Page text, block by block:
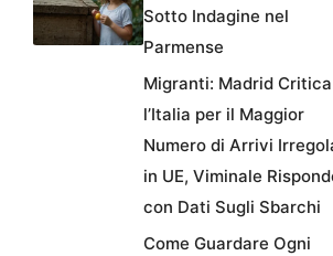
Sotto Indagine nel
Parmense
Migranti: Madrid Critica
l’Italia per il Maggior
Numero di Arrivi
in UE, Viminale
con Dati Sugli Sbarchi
Come Guardare Ogni